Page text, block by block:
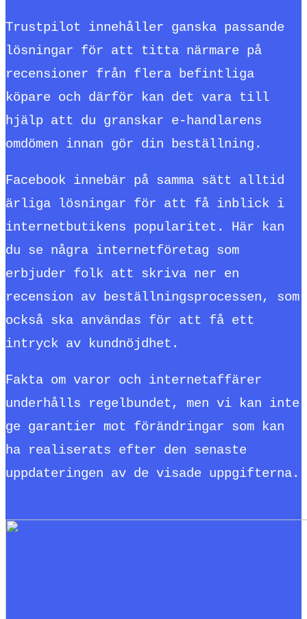
Trustpilot innehåller ganska passande
lösningar för att titta närmare på
recensioner från flera befintliga
köpare och därför kan det vara till
hjälp att du granskar e-handlarens
omdömen innan gör din beställning.
Facebook innebär på samma sätt alltid
ärliga lösningar för att få inblick i
internetbutikens popularitet. Här kan
du se några internetföretag som
erbjuder folk att skriva ner en
recension av beställningsprocessen, som
också ska användas för att få ett
intryck av kundnöjdhet.
Fakta om varor och internetaffärer
underhålls regelbundet, men vi kan inte
ge garantier mot förändringar som kan
ha realiserats efter den senaste
uppdateringen av de visade uppgifterna.